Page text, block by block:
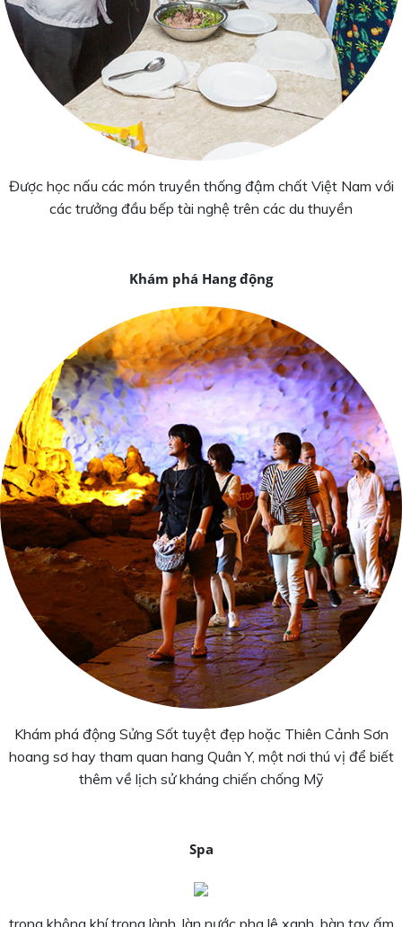
Được học nấu các món truyền thống đậm chất Việt Nam với
các trưởng đầu bếp tài nghệ trên các du thuyền
Khám phá Hang động
Khám phá động Sửng Sốt tuyệt đẹp hoặc Thiên Cảnh Sơn
hoang sơ hay tham quan hang Quân Y, một nơi thú vị để biết
thêm về lịch sử kháng chiến chống Mỹ
Spa
trong không khí trong lành, làn nước pha lê xanh, bàn tay ấm